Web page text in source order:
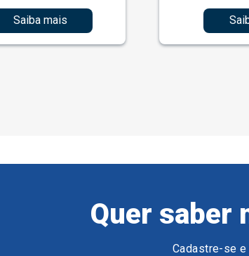
Saiba mais
Quer saber
Cadastre-se